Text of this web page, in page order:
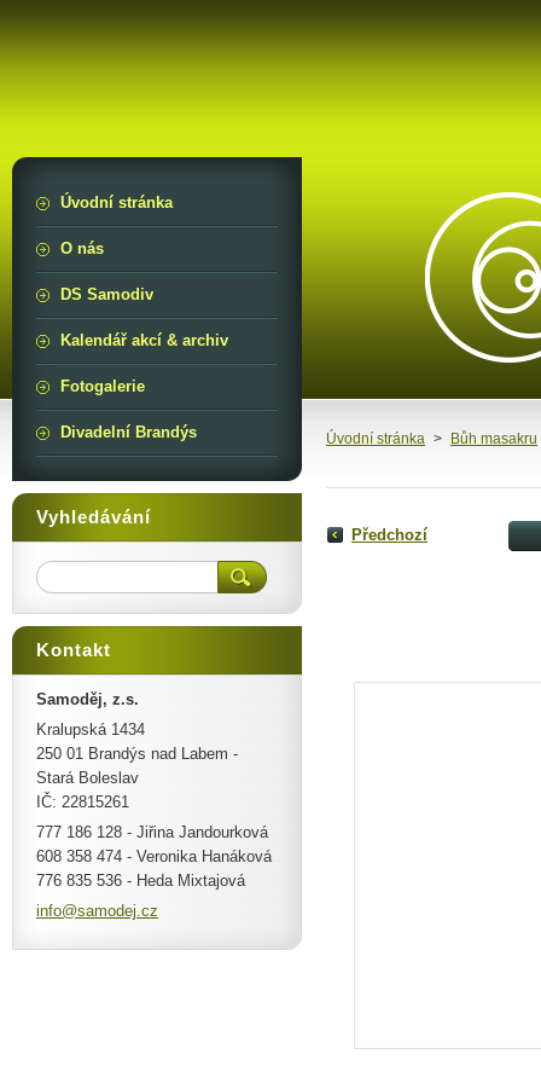
Úvodní stránka > Bůh masakru
Předchozí
Úvodní stránka
O nás
DS Samodiv
Kalendář akcí & archiv
Fotogalerie
Divadelní Brandýs
Vyhledávání
Kontakt
Samoděj, z.s.
Kralupská 1434
250 01 Brandýs nad Labem -
Stará Boleslav
IČ: 22815261
777 186 128 - Jiřina Jandourková
608 358 474 - Veronika Hanáková
776 835 536 - Heda Mixtajová
info@samodej.cz